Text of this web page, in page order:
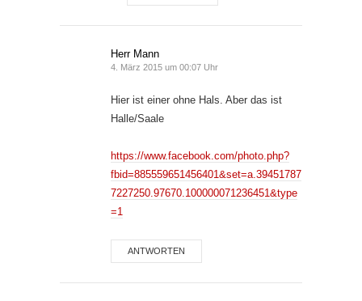
Herr Mann
4. März 2015 um 00:07 Uhr
Hier ist einer ohne Hals. Aber das ist
Halle/Saale
https://www.facebook.com/photo.php?
fbid=885559651456401&set=a.39451787
7227250.97670.100000071236451&type
=1
ANTWORTEN